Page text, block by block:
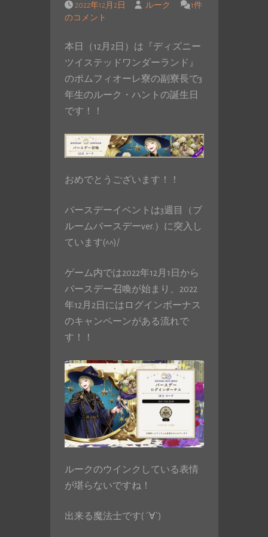
2022年12月2日 ルーク
1件
のコメント
本日（12月2日）は『ディズニー
ツイステッドワンダーランド』
のポムフィオーレ寮の副寮長で3
年生のルーク・ハントの誕生日
です！！
おめでとうございます！！
バースデーイベントは3週目（ブ
ルームバースデーver.）に突入し
ています(^^)/
ゲーム内では2022年12月1日から
バースデー召喚が始まり、2022
年12月2日にはログインボーナス
のキャンペーンがある流れで
す！！
ルークのウインクしている表情
が堪らないですね！
出来る魔法士です( ´∀`)